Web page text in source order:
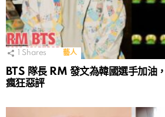
Shares 藝人
BTS 隊長 RM 發文為韓國選手加油
瘋狂惡評